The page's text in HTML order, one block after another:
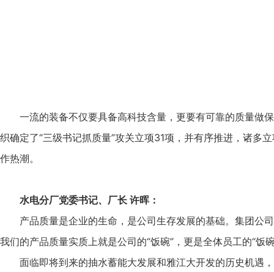
一流的装备不仅要具备高科技含量，更要有可靠的质量做
织确定了“三级书记抓质量”攻关立项31项，并有序推进，诸多
作热潮。
水电分厂党委书记、厂长 许晖：
产品质量是企业的生命，是公司生存发展的基础。集团公
我们的产品质量实质上就是公司的“饭碗”，更是全体员工的“饭
面临即将到来的抽水蓄能大发展和雅江大开发的历史机遇